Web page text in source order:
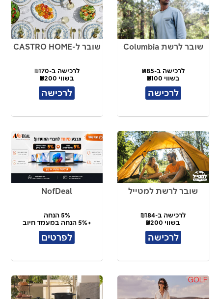
שובר לרשת Columbia
לרכישה ב-₪85
בשווי ₪100
לרכישה
שובר ל-CASTRO HOME
לרכישה ב-₪170
בשווי ₪200
לרכישה
שובר לרשת למטייל
לרכישה ב-₪184
בשווי ₪200
לרכישה
NofDeal
5% הנחה
+5% הנחה במעמד חיוב
לפרטים